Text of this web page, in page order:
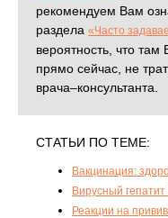
рекомендуем Вам
раздела «Часто
вероятность, что
прямо сейчас, не
врача–консультанта.
СТАТЬИ ПО ТЕМЕ:
Вакцинация:
Вирусный
Реакции на